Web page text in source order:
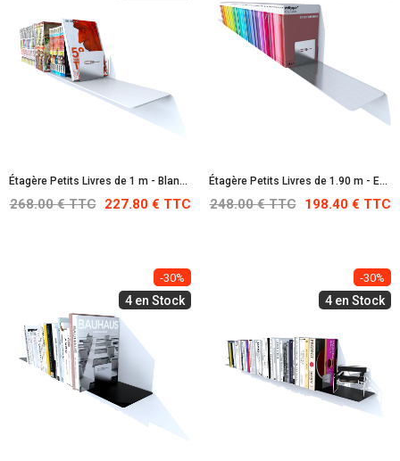
Étagère Petits Livres de 1 m - Blanche : RAL 9010
268.00 € TTC 227.80 € TTC
Étagère Petits Livres de 1.90 m - En Acier Inoxydable
248.00 € TTC 198.40 € TTC
-30%
4 en Stock
-30%
4 en Stock